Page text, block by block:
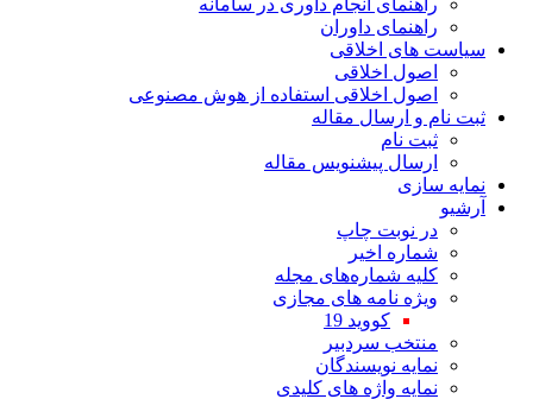
راهنمای انجام داوری در سامانه
راهنمای داوران
سیاست های اخلاقی
اصول اخلاقی
اصول اخلاقی استفاده از هوش مصنوعی
ثبت نام و ارسال مقاله
ثبت نام
ارسال پیشنویس مقاله
نمایه سازی
آرشیو
در نوبت چاپ
شماره اخیر
کلیه شماره‌های مجله
ویژه نامه های مجازی
کووید 19
منتخب سردبیر
نمایه نویسندگان
نمایه واژه های کلیدی